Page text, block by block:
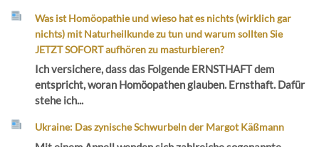
Was ist Homöopathie und wieso hat es nichts (wirklich gar
nichts) mit Naturheilkunde zu tun und warum sollten Sie
JETZT SOFORT aufhören zu masturbieren?
Ich versichere, dass das Folgende ERNSTHAFT dem
entspricht, woran Homöopathen glauben. Ernsthaft. Dafür
stehe ich...
Ukraine: Das zynische Schwurbeln der Margot Käßmann